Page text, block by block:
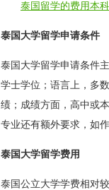
泰国留学的费用本科
泰国大学留学申请条件
泰国大学留学申请条件
学士学位；语言上，多
绩；成绩方面，高中或
专业还有额外要求，如
泰国大学留学费用
泰国公立大学学费相对